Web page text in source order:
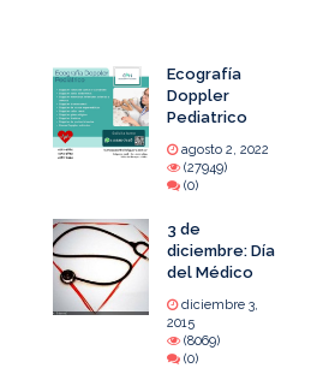
Ecografía
Doppler
Pediatrico
agosto 2, 2022
(27949)
(0)
3 de
diciembre: Día
del Médico
diciembre 3,
2015
(8069)
(0)